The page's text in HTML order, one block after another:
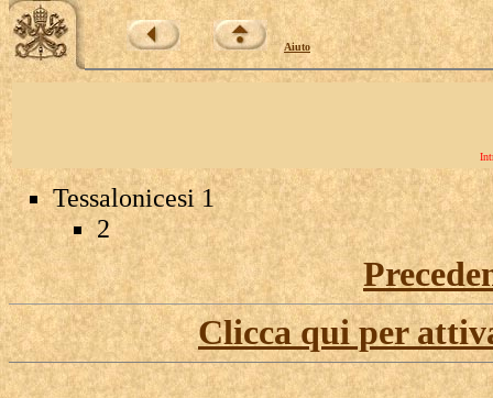
Aiuto
Tessalonicesi 1
2
Clicca qui per